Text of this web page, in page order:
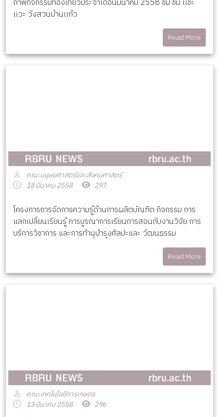
ภาพกิจกรรมท่องเที่ยวประจำเดือนมีนาคม 2558 ชิม ชม เเชะ
เเวะ วังสวนบ้านเเก้ว
Read More
คณะมนุษยศาสตร์และสังคมศาสตร์
18 มีนาคม 2558
297
โครงการการจัดการความรู้ด้านการผลิตบัณฑิต กิจกรรม การ
แลกเปลี่ยนเรียนรู้ การบูรณาการเรียนการสอนกับงานวิจัย การ
บริการวิชาการ และการทำนุบำรุงศิลปะและ วัฒนธรรม
Read More
คณะเทคโนโลยีการเกษตร
13 มีนาคม 2558
296